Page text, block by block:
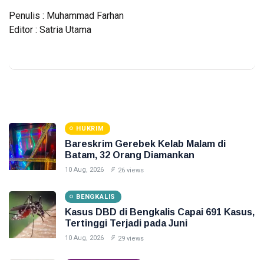
Penulis : Muhammad Farhan
Editor : Satria Utama
HUKRIM
Bareskrim Gerebek Kelab Malam di
Batam, 32 Orang Diamankan
10 Aug, 2026 26 views
BENGKALIS
Kasus DBD di Bengkalis Capai 691 Kasus,
Tertinggi Terjadi pada Juni
10 Aug, 2026 29 views